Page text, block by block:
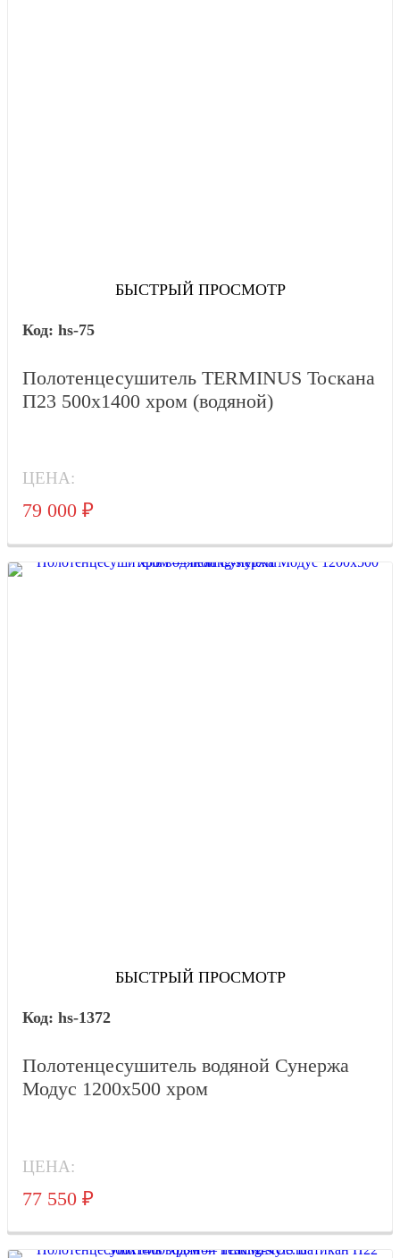
БЫСТРЫЙ ПРОСМОТР
hs-75
Полотенцесушитель TERMINUS Тоскана
П23 500x1400 хром (водяной)
ЦЕНА:
79 000 ₽
БЫСТРЫЙ ПРОСМОТР
hs-1372
Полотенцесушитель водяной Сунержа
Модус 1200x500 хром
ЦЕНА:
77 550 ₽